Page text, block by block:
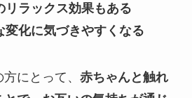
リラックス効果もある
変化に気づきやすくなる
にとって、 赤ちゃんと触れ